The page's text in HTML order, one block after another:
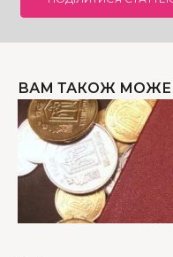
ВАМ ТАКОЖ МОЖЕ